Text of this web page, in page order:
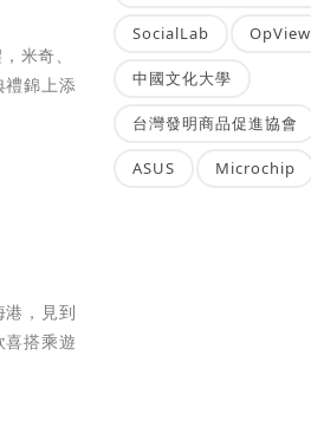
米奇、
禮錦上添
，見到
搭乘遊
SocialLab OpView
中國文化大學
台灣發明商品促進協會
ASUS Microchip